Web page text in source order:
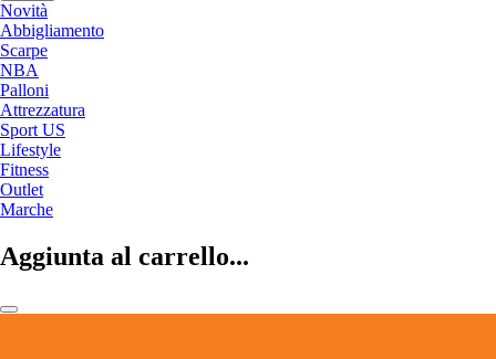
Novità
Abbigliamento
Scarpe
NBA
Palloni
Attrezzatura
Sport US
Lifestyle
Fitness
Outlet
Marche
Aggiunta al carrello...